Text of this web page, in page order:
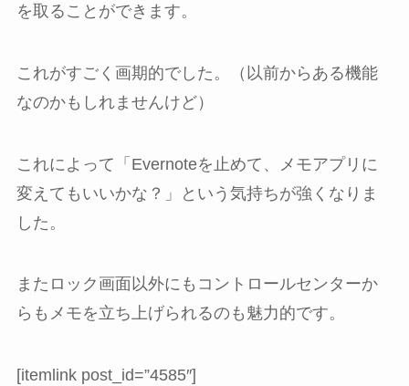
を取ることができます。
これがすごく画期的でした。（以前からある機能
なのかもしれませんけど）
これによって「Evernoteを止めて、メモアプリに
変えてもいいかな？」という気持ちが強くなりま
した。
またロック画面以外にもコントロールセンターか
らもメモを立ち上げられるのも魅力的です。
[itemlink post_id=”4585″]